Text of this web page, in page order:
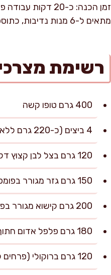
מתאים ל-6 מנות נדיבות, כתוספת או כמנה עיקרית קלילה עם סלט ליד.
רשימת
400 גרם טופו קשה
4 ביצים (כ-220 גרם ללא קליפה)
120 גרם בצל לבן קצוץ דק
150 גרם גזר מגורר בפומפייה גסה
200 גרם קישוא מגורר בפומפייה גסה
180 גרם פלפל אדום חתוך לקוביות קטנות
120 גרם ברוקולי (פרחים קטנים), קצוץ גס